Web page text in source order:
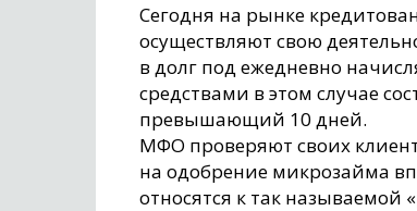
Сегодня на рынке
осуществляют свою
в долг под ежедневно
средствами в этом случае
превышающий 10 дней.
МФО проверяют своих
на одобрение микрозайма
относятся к так называемой